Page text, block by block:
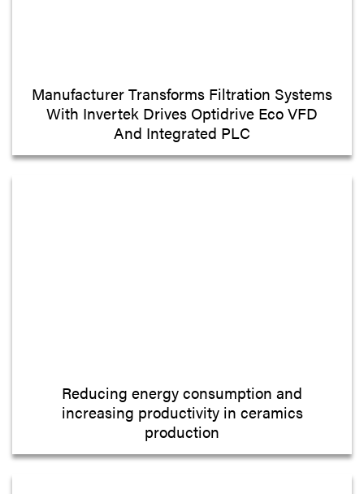
Manufacturer Transforms Filtration Systems
With Invertek Drives Optidrive Eco VFD
And Integrated PLC
Reducing energy consumption and
increasing productivity in ceramics
production